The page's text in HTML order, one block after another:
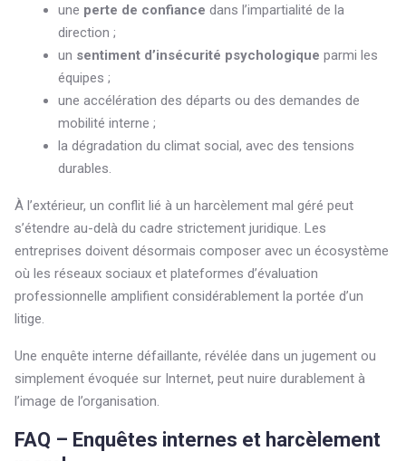
une perte de confiance dans l’impartialité de la
direction ;
un sentiment d’insécurité psychologique parmi les
équipes ;
une accélération des départs ou des demandes de
mobilité interne ;
la dégradation du climat social, avec des tensions
durables.
À l’extérieur, un conflit lié à un harcèlement mal géré peut
s’étendre au-delà du cadre strictement juridique. Les
entreprises doivent désormais composer avec un écosystème
où les réseaux sociaux et plateformes d’évaluation
professionnelle amplifient considérablement la portée d’un
litige.
Une enquête interne défaillante, révélée dans un jugement ou
simplement évoquée sur Internet, peut nuire durablement à
l’image de l’organisation.
FAQ – Enquêtes internes et harcèlement